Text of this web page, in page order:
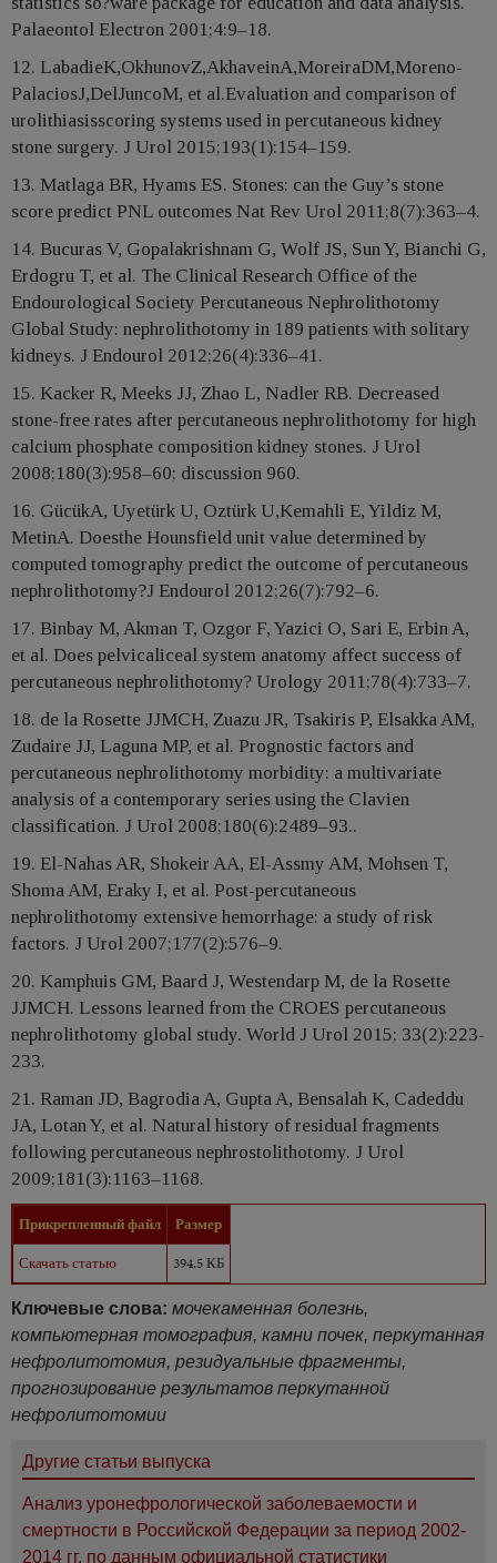
Palaeontol Electron 2001;4:9–18.
12. LabadieK,OkhunovZ,AkhaveinA,MoreiraDM,Moreno-
PalaciosJ,DelJuncoM, et al.Evaluation and comparison of
urolithiasisscoring systems used in percutaneous kidney
stone surgery. J Urol 2015;193(1):154–159.
13. Matlaga BR, Hyams ES. Stones: can the Guy’s stone
score predict PNL outcomes Nat Rev Urol 2011;8(7):363–4.
14. Bucuras V, Gopalakrishnam G, Wolf JS, Sun Y, Bianchi G,
Erdogru T, et al. The Clinical Research Office of the
Endourological Society Percutaneous Nephrolithotomy
Global Study: nephrolithotomy in 189 patients with solitary
kidneys. J Endourol 2012;26(4):336–41.
15. Kacker R, Meeks JJ, Zhao L, Nadler RB. Decreased
stone-free rates after percutaneous nephrolithotomy for high
calcium phosphate composition kidney stones. J Urol
2008;180(3):958–60; discussion 960.
16. GücükA, Uyetürk U, Oztürk U,Kemahli E, Yildiz M,
MetinA. Doesthe Hounsfield unit value determined by
computed tomography predict the outcome of percutaneous
nephrolithotomy?J Endourol 2012;26(7):792–6.
17. Binbay M, Akman T, Ozgor F, Yazici O, Sari E, Erbin A,
et al. Does pelvicaliceal system anatomy affect success of
percutaneous nephrolithotomy? Urology 2011;78(4):733–7.
18. de la Rosette JJMCH, Zuazu JR, Tsakiris P, Elsakka AM,
Zudaire JJ, Laguna MP, et al. Prognostic factors and
percutaneous nephrolithotomy morbidity: a multivariate
analysis of a contemporary series using the Clavien
classification. J Urol 2008;180(6):2489–93..
19. El-Nahas AR, Shokeir AA, El-Assmy AM, Mohsen T,
Shoma AM, Eraky I, et al. Post-percutaneous
nephrolithotomy extensive hemorrhage: a study of risk
factors. J Urol 2007;177(2):576–9.
20. Kamphuis GM, Baard J, Westendarp M, de la Rosette
JJMCH. Lessons learned from the CROES percutaneous
nephrolithotomy global study. World J Urol 2015; 33(2):223-
233.
21. Raman JD, Bagrodia A, Gupta A, Bensalah K, Cadeddu
JA, Lotan Y, et al. Natural history of residual fragments
following percutaneous nephrostolithotomy. J Urol
2009;181(3):1163–1168.
Прикрепленный файл
Размер
Скачать статью
394.5 КБ
Ключевые слова: мочекаменная болезнь,
компьютерная томография, камни почек, перкутанная
нефролитотомия, резидуальные фрагменты,
прогнозирование результатов перкутанной
нефролитотомии
Другие статьи выпуска
Анализ уронефрологической заболеваемости и
смертности в Российской Федерации за период 2002-
2014 гг. по данным официальной статистики